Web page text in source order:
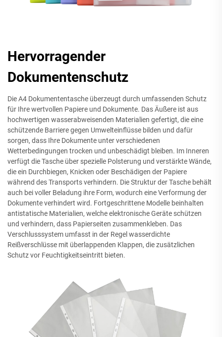
Hervorragender
Dokumentenschutz
Die A4 Dokumententasche überzeugt durch umfassenden Schutz
für Ihre wertvollen Papiere und Dokumente. Das Äußere ist aus
hochwertigen wasserabweisenden Materialien gefertigt, die eine
schützende Barriere gegen Umwelteinflüsse bilden und dafür
sorgen, dass Ihre Dokumente unter verschiedenen
Wetterbedingungen trocken und unbeschädigt bleiben. Im Inneren
verfügt die Tasche über spezielle Polsterung und verstärkte Wände,
die ein Durchbiegen, Knicken oder Beschädigen der Papiere
während des Transports verhindern. Die Struktur der Tasche behält
auch bei voller Beladung ihre Form, wodurch eine Verformung der
Dokumente verhindert wird. Fortgeschrittene Modelle beinhalten
antistatische Materialien, welche elektronische Geräte schützen
und verhindern, dass Papierseiten zusammenkleben. Das
Verschlusssystem umfasst in der Regel wasserdichte
Reißverschlüsse mit überlappenden Klappen, die zusätzlichen
Schutz vor Feuchtigkeitseintritt bieten.